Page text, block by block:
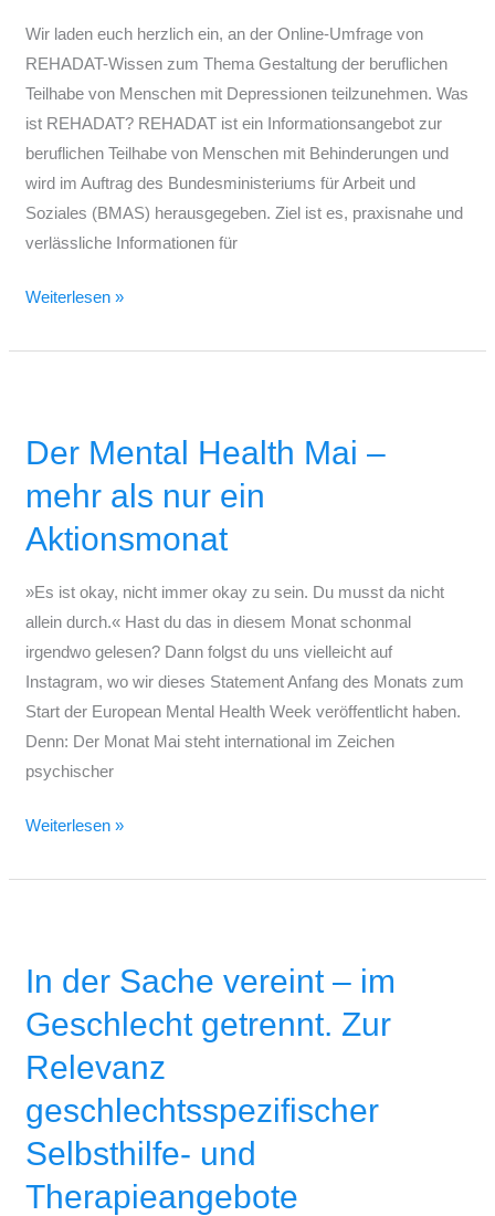
Wir laden euch herzlich ein, an der Online-Umfrage von
REHADAT-Wissen zum Thema Gestaltung der beruflichen
Teilhabe von Menschen mit Depressionen teilzunehmen. Was
ist REHADAT? REHADAT ist ein Informationsangebot zur
beruflichen Teilhabe von Menschen mit Behinderungen und
wird im Auftrag des Bundesministeriums für Arbeit und
Soziales (BMAS) herausgegeben. Ziel ist es, praxisnahe und
verlässliche Informationen für
Menschen
mit
Depressionen
gestalten
lässt
Weiterlesen »
Der Mental Health Mai –
mehr als nur ein
Aktionsmonat
»Es ist okay, nicht immer okay zu sein. Du musst da nicht
allein durch.« Hast du das in diesem Monat schonmal
irgendwo gelesen? Dann folgst du uns vielleicht auf
Instagram, wo wir dieses Statement Anfang des Monats zum
Start der European Mental Health Week veröffentlicht haben.
Denn: Der Monat Mai steht international im Zeichen
psychischer
Health
–
mehr
nur
ein
Aktionsmonat
Weiterlesen »
In der Sache vereint – im
Geschlecht getrennt. Zur
Relevanz
geschlechtsspezifischer
Selbsthilfe- und
Therapieangebote
Sache
–
im
Geschlecht
getrennt.
Zur
Relevanz